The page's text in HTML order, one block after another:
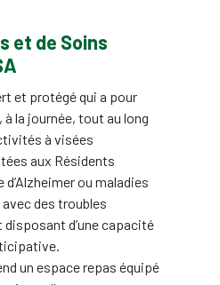
et de Soins
et protégé qui a pour
la journée, tout au long
à visées
aux Résidents
ou maladies
des troubles
d’une capacité
un espace repas équipé